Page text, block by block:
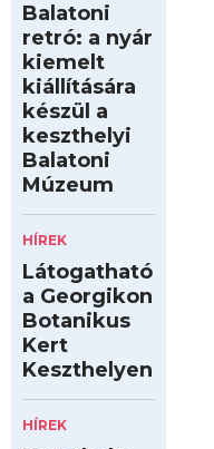
Balatoni
retró: a nyár
kiemelt
kiállítására
készül a
keszthelyi
Balatoni
Múzeum
HÍREK
Látogatható
a Georgikon
Botanikus
Kert
Keszthelyen
HÍREK